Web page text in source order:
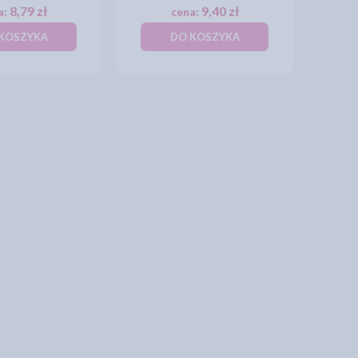
8,79 zł cena: 9,40 zł
DO KOSZYKA